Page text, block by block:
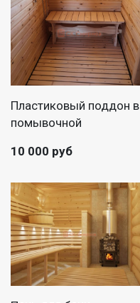
Пластиковый поддон в
помывочной
10 000 руб